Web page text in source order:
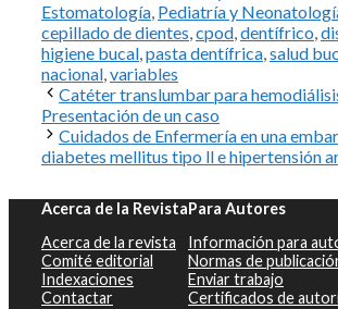
Estomatología Pediatría y
cepillado de dientes cpod dentífrico
higiene bucal pasta dentífrica salud
nacional variables
Catéter translumbar para
Presentación de un caso
Cuidados de Enfermería en una
diabetes mellitus tipo ll e hipertensión
Acerca de la Revista
Acerca de la revista
Comité editorial
Indexaciones
Contactar
Para Autores
Información para
Normas de
Enviar trabajo
Certificados de